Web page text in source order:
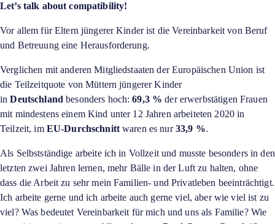
Let’s talk about compatibility!
Vor allem für Eltern jüngerer Kinder ist die Vereinbarkeit von Beruf
und Betreuung eine Herausforderung.
Verglichen mit anderen Mitgliedstaaten der Europäischen Union ist
die Teilzeitquote von Müttern jüngerer Kinder
inDeutschland besonders hoch:69,3 % der erwerbstätigen Frauen
mit mindestens einem Kind unter 12 Jahren arbeiteten 2020 in
Teilzeit, im EU-Durchschnittwaren es nur33,9 %.
Als Selbstständige arbeite ich in Vollzeit und musste besonders in den
letzten zwei Jahren lernen, mehr Bälle in der Luft zu halten, ohne
dass die Arbeit zu sehr mein Familien- und Privatleben beeinträchtigt.
Ich arbeite gerne und ich arbeite auch gerne viel, aber wie viel ist zu
viel? Was bedeutet Vereinbarkeit für mich und uns als Familie? Wie